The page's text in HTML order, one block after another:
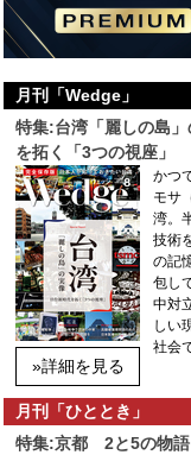
月刊「Wedge」
特集:台湾「麗しの島
を拓く「3つの視座」
»詳細を見る
かつ
モサ
湾。
技術
の記
包し
中対
しい
社会
月刊「ひととき」
特集:京都 2と5の物語